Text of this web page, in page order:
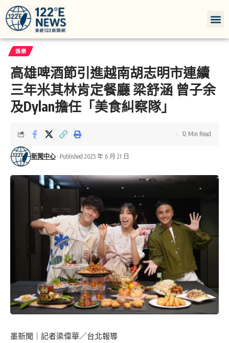
娛樂
高雄啤酒節引進越南胡志明市連續
三年米其林肯定餐廳 梁舒涵 曾子余
及Dylan擔任「美食糾察隊」
新聞中心 Published 2025 年 6 月 21 日
12 Min Read
墨新聞 ｜記者梁偉華／台北報導